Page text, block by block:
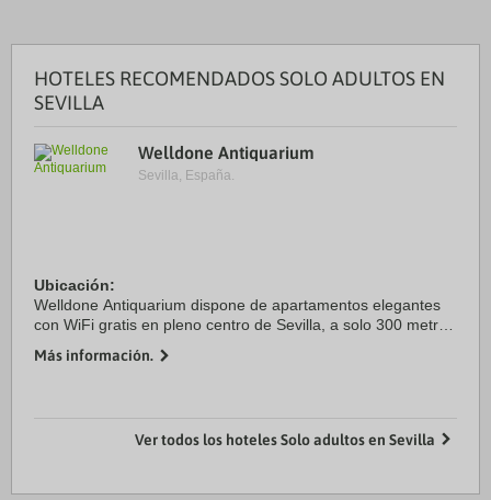
HOTELES RECOMENDADOS SOLO ADULTOS EN
SEVILLA
Welldone Antiquarium
Sevilla, España.
Ubicación:
Welldone Antiquarium dispone de apartamentos elegantes
con WiFi gratis en pleno centro de Sevilla, a solo 300 metros
decoración moderna y cuentan con zona de cocina con ...
Más información.
Ver todos los hoteles Solo adultos en Sevilla